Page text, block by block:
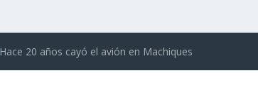
Hace 20 años cayó el avión en Machiques